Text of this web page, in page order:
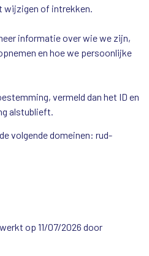
wijzigen of intrekken.
informatie over wie we zijn,
en hoe we persoonlijke
vermeld dan het ID en
alstublieft.
volgende domeinen: rud-
op 11/07/2026 door